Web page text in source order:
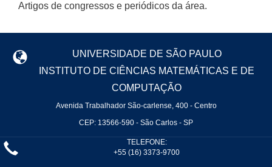
Artigos de congressos e periódicos da área.
UNIVERSIDADE DE SÃO PAULO
INSTITUTO DE CIÊNCIAS MATEMÁTICAS E DE
COMPUTAÇÃO
Avenida Trabalhador São-carlense, 400 - Centro
CEP: 13566-590 - São Carlos - SP
TELEFONE:
+55 (16) 3373-9700